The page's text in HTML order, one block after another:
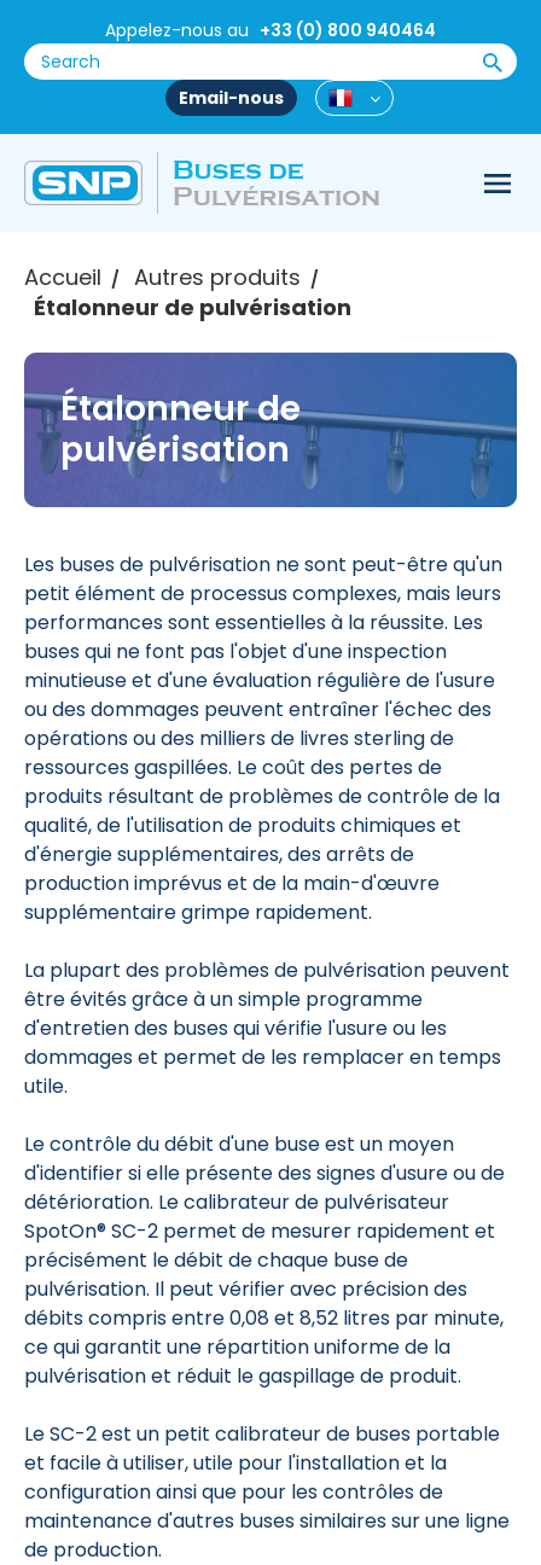
Appelez-nous au +33 (0) 800 940464
Email-nous
Accueil / Autres produits /
Étalonneur de pulvérisation
Étalonneur de
pulvérisation
Les buses de pulvérisation ne sont peut-être qu'un
petit élément de processus complexes, mais leurs
performances sont essentielles à la réussite. Les
buses qui ne font pas l'objet d'une inspection
minutieuse et d'une évaluation régulière de l'usure
ou des dommages peuvent entraîner l'échec des
opérations ou des milliers de livres sterling de
ressources gaspillées. Le coût des pertes de
produits résultant de problèmes de contrôle de la
qualité, de l'utilisation de produits chimiques et
d'énergie supplémentaires, des arrêts de
production imprévus et de la main-d'œuvre
supplémentaire grimpe rapidement.
La plupart des problèmes de pulvérisation peuvent
être évités grâce à un simple programme
d'entretien des buses qui vérifie l'usure ou les
dommages et permet de les remplacer en temps
utile.
Le contrôle du débit d'une buse est un moyen
d'identifier si elle présente des signes d'usure ou de
détérioration. Le calibrateur de pulvérisateur
SpotOn® SC-2 permet de mesurer rapidement et
précisément le débit de chaque buse de
pulvérisation. Il peut vérifier avec précision des
débits compris entre 0,08 et 8,52 litres par minute,
ce qui garantit une répartition uniforme de la
pulvérisation et réduit le gaspillage de produit.
Le SC-2 est un petit calibrateur de buses portable
et facile à utiliser, utile pour l'installation et la
configuration ainsi que pour les contrôles de
maintenance d'autres buses similaires sur une ligne
de production.